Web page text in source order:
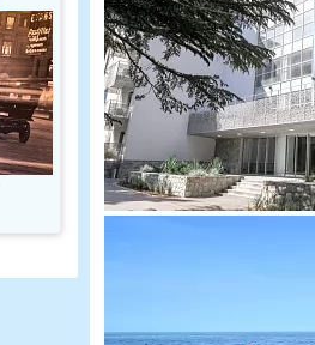
+7 495 215 5755 доб.
+7 925-084-93-70